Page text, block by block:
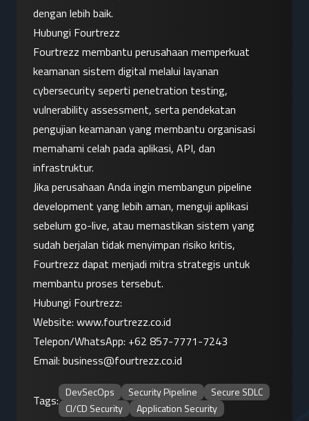
dengan lebih baik.
Hubungi Fourtrezz
Fourtrezz membantu perusahaan memperkuat
keamanan sistem digital melalui layanan
cybersecurity seperti penetration testing,
vulnerability assessment, serta pendekatan
pengujian keamanan yang membantu organisasi
memahami celah pada aplikasi, API, dan
infrastruktur.
Jika perusahaan Anda ingin membangun pipeline
development yang lebih aman, menguji aplikasi
sebelum go-live, atau memastikan sistem yang
sudah berjalan tidak menyimpan risiko kritis,
Fourtrezz dapat menjadi mitra strategis untuk
membantu proses tersebut.
Hubungi Fourtrezz:
Website: www.fourtrezz.co.id
Telepon/WhatsApp: +62 857-7771-7243
Email: business@fourtrezz.co.id
Tags:
DevSecOps Security Pipeline
Secure SDLC
CI/CD Security
Application Security